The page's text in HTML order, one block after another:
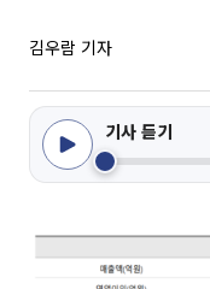
김우람 기자
기사 듣기